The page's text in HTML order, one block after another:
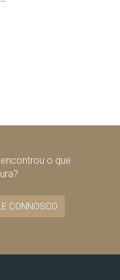
o que
CONNOSCO